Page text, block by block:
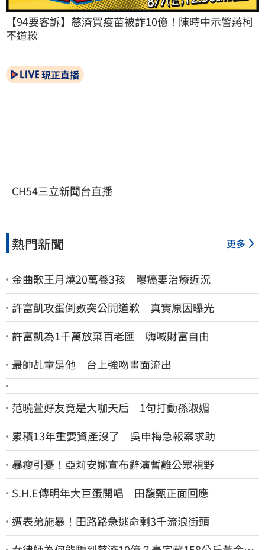
【94要客訴】慈濟買疫苗被詐10億！陳時中示警蔣柯
不道歉
現正直播
CH54三立新聞台直播
熱門新聞 更多
金曲歌王月燒20萬養3孩 曝癌妻治療近況
許富凱攻蛋倒數突公開道歉 真實原因曝光
許富凱為1千萬放棄百老匯 嗨喊財富自由
最帥乩童是他 台上強吻畫面流出
范曉萱好友竟是大咖天后 1句打動孫淑媚
累積13年重要資產沒了 吳申梅急報案求助
暴瘦引憂！亞莉安娜宣布辭演暫離公眾視野
S.H.E傳明年大巨蛋開唱 田馥甄正面回應
遭表弟施暴！田路路急逃命剩3千流浪街頭